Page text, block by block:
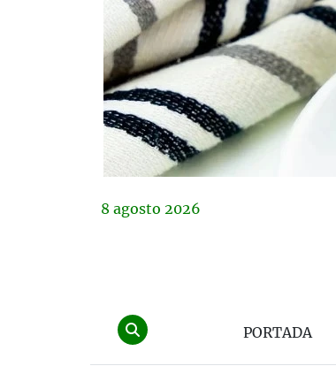
8 agosto 2026
PORTADA